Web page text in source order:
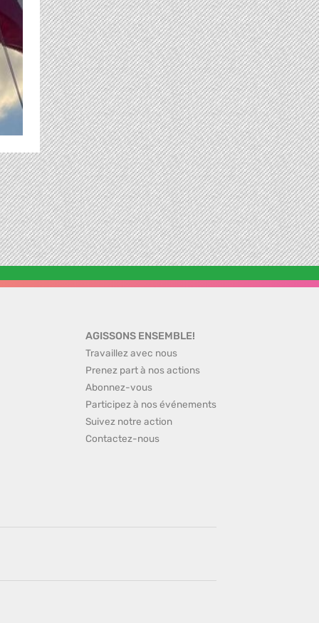
AGISSONS ENSEMBLE!
Travaillez avec nous
Prenez part à nos actions
Abonnez-vous
Participez à nos événements
Suivez notre action
Contactez-nous